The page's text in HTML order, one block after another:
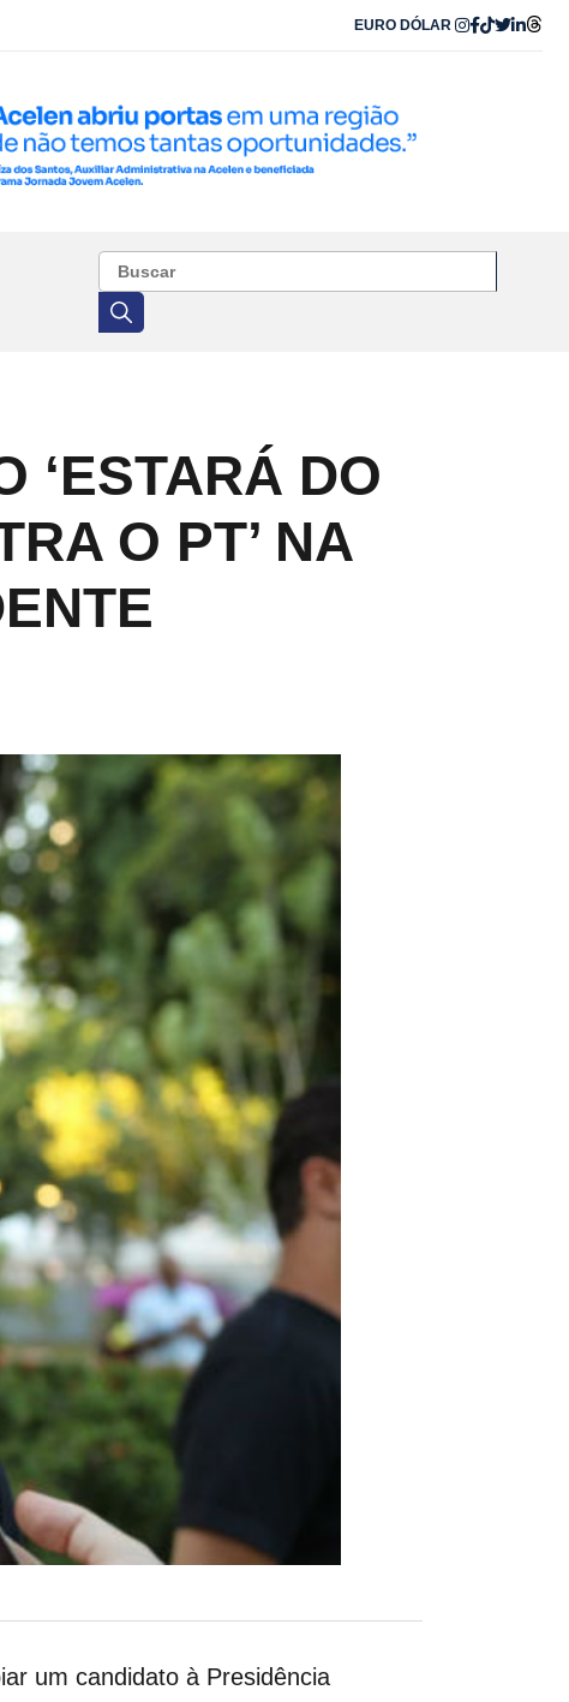
EURO DÓLAR
‘ESTARÁ DO
O PT’ NA
um candidato à Presidência